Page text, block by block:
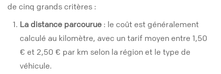
de cinq grands critères :
La distance parcourue : le coût est généralement
calculé au kilomètre, avec un tarif moyen entre 1,50
€ et 2,50 € par km selon la région et le type de
véhicule.